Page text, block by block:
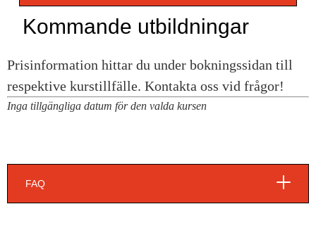
Kommande utbildningar
Inga tillgängliga datum för den valda kursen
FAQ